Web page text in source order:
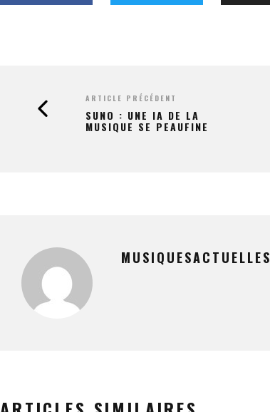
ARTICLE PRÉCÉDENT
SUNO : UNE IA DE LA
MUSIQUE SE PEAUFINE
MUSIQUESACTUELLES